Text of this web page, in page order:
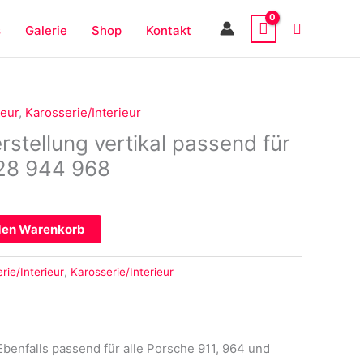
Galerie Shop Kontakt
, Karosserie/Interieur
vertikal passend für
944 968
Warenkorb
Interieur, Karosserie/Interieur
passend für alle Porsche 911, 964 und